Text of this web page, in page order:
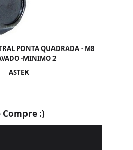
PONTA QUADRADA - M8
-MINIMO 2
ASTEK
Compre :)